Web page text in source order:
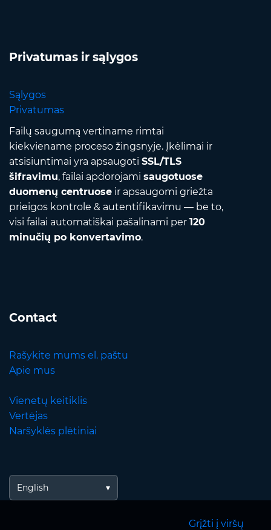
Privatumas ir sąlygos
Sąlygos
Privatumas
Failų saugumą vertiname rimtai
kiekviename proceso žingsnyje. Įkėlimai ir
atsisiuntimai yra apsaugoti SSL/TLS
šifravimu, failai apdorojami saugotuose
duomenų centruose ir apsaugomi griežta
prieigos kontrole & autentifikavimu — be to,
visi failai automatiškai pašalinami per 120
minučių po konvertavimo.
Contact
Rašykite mums el. paštu
Apie mus
Vienetų keitiklis
Vertėjas
Naršyklės plėtiniai
English
Grįžti į viršų